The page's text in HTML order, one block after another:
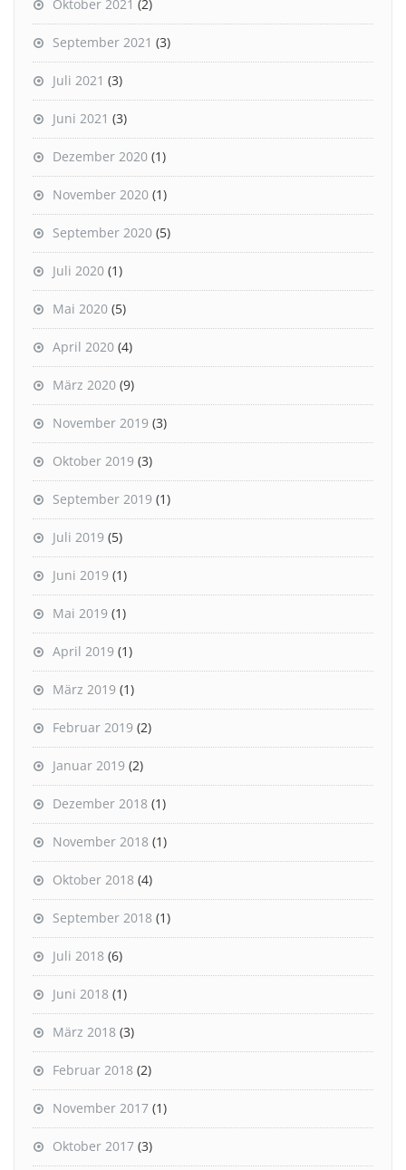
Oktober 2021 (2)
September 2021 (3)
Juli 2021 (3)
Juni 2021 (3)
Dezember 2020 (1)
November 2020 (1)
September 2020 (5)
Juli 2020 (1)
Mai 2020 (5)
April 2020 (4)
März 2020 (9)
November 2019 (3)
Oktober 2019 (3)
September 2019 (1)
Juli 2019 (5)
Juni 2019 (1)
Mai 2019 (1)
April 2019 (1)
März 2019 (1)
Februar 2019 (2)
Januar 2019 (2)
Dezember 2018 (1)
November 2018 (1)
Oktober 2018 (4)
September 2018 (1)
Juli 2018 (6)
Juni 2018 (1)
März 2018 (3)
Februar 2018 (2)
November 2017 (1)
Oktober 2017 (3)